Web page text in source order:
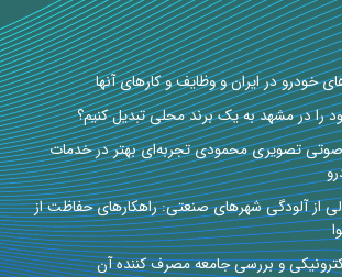
خودرو در ایران و وظایف و کارهای آنها
را در مشهد به یک برند محلی تبدیل کنیم؟
تصویری محمودی تجربه‌ای بهتر در خدمات
از آلودگی شهرهای صنعتی: راهکارهای حفاظت از
و بررسی جامعه مصرف کننده آن